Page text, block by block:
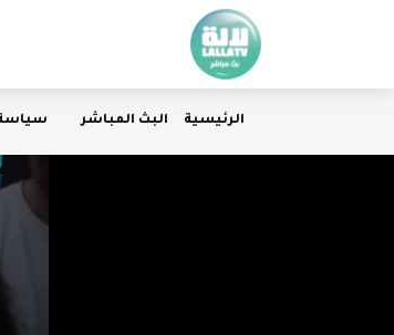
الرئيسية البث المباشر